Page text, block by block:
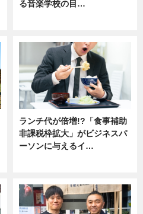
る音楽学校の目…
ランチ代が倍増!?「食事補助
非課税枠拡大」がビジネスパ
ーソンに与えるイ…